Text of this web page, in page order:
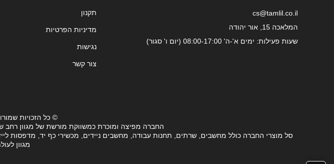
cs@tamlil.co.il
המלאכה 15, אור יהודה
שעות פעילות: ימים א'-ה' 08:00-17:00 (יום ו' סגור)
תקנון
מדיניות הפרטיות
נגישות
צור קשר
© כל הזכויות שמורות
החברה מפיצה ומוכרת כמשווקת מורשת של מגוון רחב
סל מוצרי החברה כולל מחשבים, שרתים, תחנות עבודה, מחשבים ניידים, מכשירי כף יד, מדפסות
מגוון